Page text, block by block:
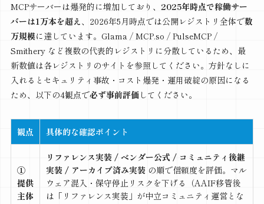
MCPサーバーは爆発的に増加しており、 2025年時点で稼働サー
バーは1万本を超え、2026年5月時点では公開レジストリ全体で数
万規模に達しています。Glama / MCP.so / PulseMCP /
Smithery など複数の代表的レジストリに分散しているため、最
新数値は各レジストリのサイトを参照してください。方針なしに
入れるとセキュリティ事故・コスト爆発・運用破綻の原因になる
ため、以下の4観点で必ず事前評価してください。
観点 具体的な確認ポイント
①
提供
主体
リファレンス実装 / ベンダー公式 / コミュニティ後継
実装 / アーカイブ済み実装の順で信頼度を評価。マル
ウェア混入・保守停止リスクを下げる（AAIF移管後
は「リファレンス実装」が中立コミュニティ運営とな